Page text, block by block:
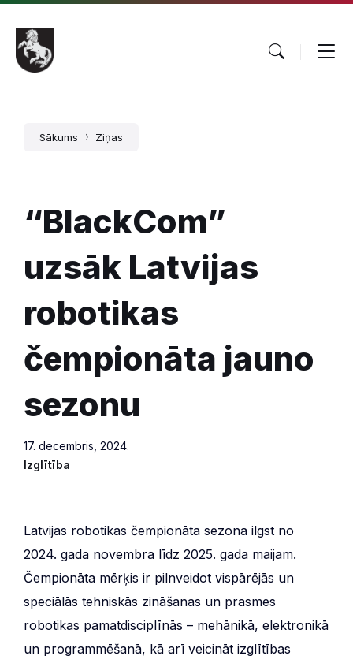
Pāriet
saturu
Skip
main
navigation
Skip
footer
Sākums Ziņas
“BlackCom”
uzsāk Latvijas
robotikas
čempionāta jauno
sezonu
17. decembris, 2024.
Izglītība
Latvijas robotikas čempionāta sezona ilgst no
2024. gada novembra līdz 2025. gada maijam.
Čempionāta mērķis ir pilnveidot vispārējās un
speciālās tehniskās zināšanas un prasmes
robotikas pamatdisciplīnās – mehānikā, elektronikā
un programmēšanā, kā arī veicināt izglītības